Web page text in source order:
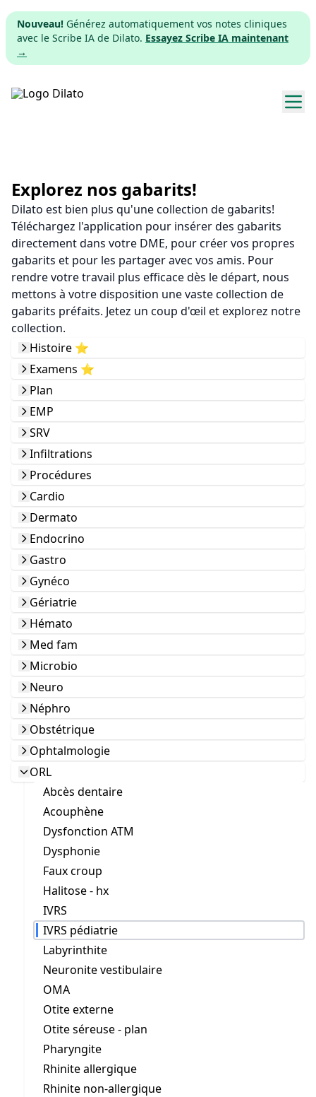
Nouveau! Générez automatiquement vos notes cliniques
avec le Scribe IA de Dilato. Essayez Scribe IA maintenant
→
Tarifs
Télécharger
App web
S'inscrire
Explorez nos gabarits!
Dilato est bien plus qu'une collection de gabarits!
Téléchargez l'application pour insérer des gabarits
directement dans votre DME, pour créer vos propres
gabarits et pour les partager avec vos amis. Pour
rendre votre travail plus efficace dès le départ, nous
mettons à votre disposition une vaste collection de
gabarits préfaits. Jetez un coup d'œil et explorez notre
collection.
Histoire ⭐️
Examens ⭐️
Plan
EMP
SRV
Infiltrations
Procédures
Cardio
Dermato
Endocrino
Gastro
Gynéco
Gériatrie
Hémato
Med fam
Microbio
Neuro
Néphro
Obstétrique
Ophtalmologie
ORL
Abcès dentaire
Acouphène
Dysfonction ATM
Dysphonie
Faux croup
Halitose - hx
IVRS
IVRS pédiatrie
Labyrinthite
Neuronite vestibulaire
OMA
Otite externe
Otite séreuse - plan
Pharyngite
Rhinite allergique
Rhinite non-allergique